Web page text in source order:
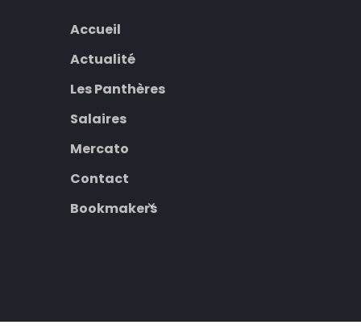
Accueil
Actualité
Les Panthères
Salaires
Mercato
Contact
Bookmakers